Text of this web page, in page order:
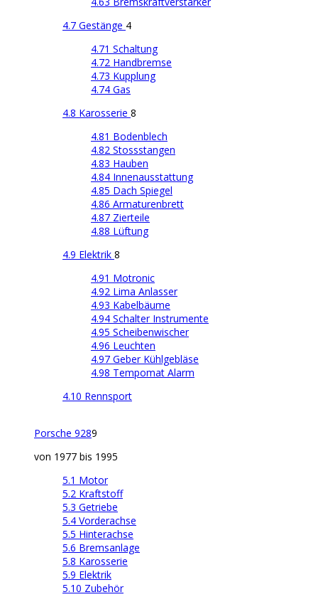
4.7 Gestänge 4
4.71 Schaltung
4.72 Handbremse
4.73 Kupplung
4.74 Gas
4.8 Karosserie 8
4.81 Bodenblech
4.82 Stossstangen
4.83 Hauben
4.84 Innenausstattung
4.85 Dach Spiegel
4.86 Armaturenbrett
4.87 Zierteile
4.88 Lüftung
4.9 Elektrik 8
4.91 Motronic
4.92 Lima Anlasser
4.93 Kabelbäume
4.94 Schalter Instrumente
4.95 Scheibenwischer
4.96 Leuchten
4.97 Geber Kühlgebläse
4.98 Tempomat Alarm
4.10 Rennsport
Porsche 9289
von 1977 bis 1995
5.1 Motor
5.2 Kraftstoff
5.3 Getriebe
5.4 Vorderachse
5.5 Hinterachse
5.6 Bremsanlage
5.8 Karosserie
5.9 Elektrik
5.10 Zubehör